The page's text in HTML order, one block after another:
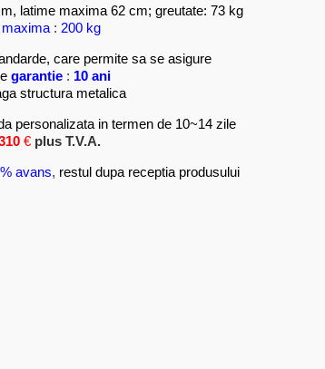
latime maxima 62 cm; greutate: 73 kg
: 200 kg
care permite sa se asigure
garantie : 10 ani
structura metalica
personalizata in termen de 10~14 zile
€ plus T.V.A.
avans, restul dupa receptia produsului